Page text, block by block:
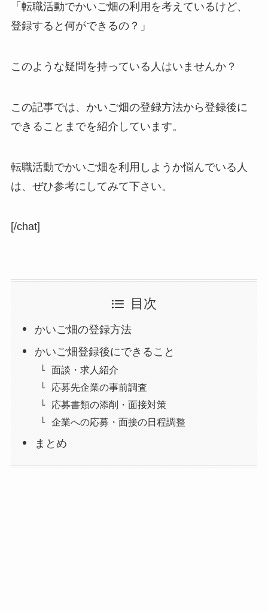
「転職活動でかいご畑の利用を考えているけど、
登録すると何ができるの？」
このような疑問を持っている人はいませんか？
この記事では、かいご畑の登録方法から登録後に
できることまでを紹介しています。
転職活動でかいご畑を利用しようか悩んでいる人
は、ぜひ参考にしてみて下さい。
[/chat]
目次
かいご畑の登録方法
かいご畑登録後にできること
面談・求人紹介
応募先企業の事前調査
応募書類の添削・面接対策
企業への応募・面接の日程調整
まとめ